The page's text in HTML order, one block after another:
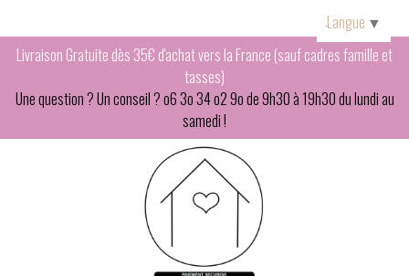
Livraison Gratuite dès 35€ d'achat vers la France (sauf cadres famille et
tasses)
Une question ? Un conseil ? o6 3o 34 o2 9o de 9h30 à 19h30 du lundi au
samedi !
Langue ▼